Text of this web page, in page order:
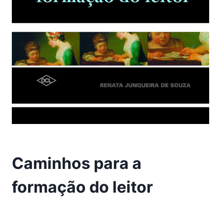
Caminhos para a
formação do leitor